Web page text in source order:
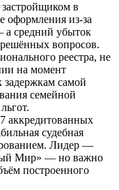
в
оформления из-за
средний убыток
вопросов.
реестра, не
на момент
самой
семейной
аккредитованных
судебная
Лидер —
Мир» — но важно
построенного